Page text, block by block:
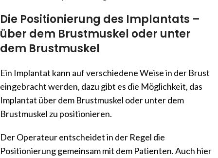
Die Positionierung des Implantats –
über dem Brustmuskel oder unter
dem Brustmuskel
Ein Implantat kann auf verschiedene Weise in der Brust
eingebracht werden, dazu gibt es die Möglichkeit, das
Implantat über dem Brustmuskel oder unter dem
Brustmuskel zu positionieren.
Der Operateur entscheidet in der Regel die
Positionierung gemeinsam mit dem Patienten. Auch hier